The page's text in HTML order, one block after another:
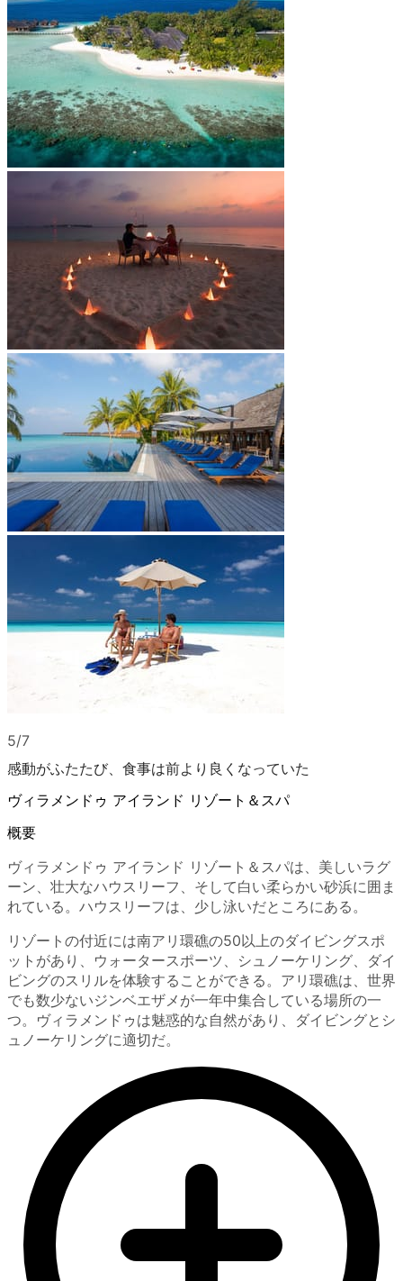
5/7
感動がふたたび、食事は前より良くなっていた
ヴィラメンドゥ アイランド リゾート＆スパ
概要
ヴィラメンドゥ アイランド リゾート＆スパは、美しいラグ
ーン、壮大なハウスリーフ、そして白い柔らかい砂浜に囲ま
れている。ハウスリーフは、少し泳いだところにある。
リゾートの付近には南アリ環礁の50以上のダイビングスポ
ットがあり、ウォータースポーツ、シュノーケリング、ダイ
ビングのスリルを体験することができる。アリ環礁は、世界
でも数少ないジンベエザメが一年中集合している場所の一
つ。ヴィラメンドゥは魅惑的な自然があり、ダイビングとシ
ュノーケリングに適切だ。